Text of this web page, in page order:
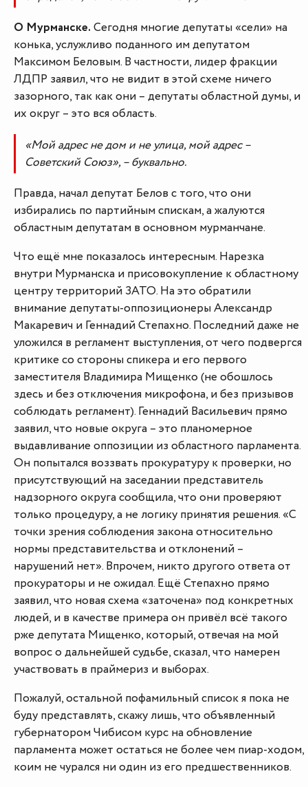
О Мурманске. Сегодня многие депутаты «сели» на
конька, услужливо поданного им депутатом
Максимом Беловым. В частности, лидер фракции
ЛДПР заявил, что не видит в этой схеме ничего
зазорного, так как они – депутаты областной думы, и
их округ – это вся область.
«Мой адрес не дом и не улица, мой адрес –
Советский Союз», – буквально.
Правда, начал депутат Белов с того, что они
избирались по партийным спискам, а жалуются
областным депутатам в основном мурманчане.
Что ещё мне показалось интересным. Нарезка
внутри Мурманска и присовокупление к областному
центру территорий ЗАТО. На это обратили
внимание депутаты-оппозиционеры Александр
Макаревич и Геннадий Степахно. Последний даже не
уложился в регламент выступления, от чего подвергся
критике со стороны спикера и его первого
заместителя Владимира Мищенко (не обошлось
здесь и без отключения микрофона, и без призывов
соблюдать регламент). Геннадий Васильевич прямо
заявил, что новые округа – это планомерное
выдавливание оппозиции из областного парламента.
Он попытался воззвать прокуратуру к проверки, но
присутствующий на заседании представитель
надзорного округа сообщила, что они проверяют
только процедуру, а не логику принятия решения. «С
точки зрения соблюдения закона относительно
нормы представительства и отклонений –
нарушений нет». Впрочем, никто другого ответа от
прокураторы и не ожидал. Ещё Степахно прямо
заявил, что новая схема «заточена» под конкретных
людей, и в качестве примера он привёл всё такого
рже депутата Мищенко, который, отвечая на мой
вопрос о дальнейшей судьбе, сказал, что намерен
участвовать в праймериз и выборах.
Пожалуй, остальной пофамильный список я пока не
буду представлять, скажу лишь, что объявленный
губернатором Чибисом курс на обновление
парламента может остаться не более чем пиар-ходом,
коим не чурался ни один из его предшественников.